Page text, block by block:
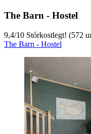
The Barn - Hostel
9,4/10 Stórkostlegt! (572
The Barn - Hostel